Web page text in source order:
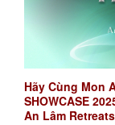
Hãy Cùng Mon
SHOWCASE
An Lâm